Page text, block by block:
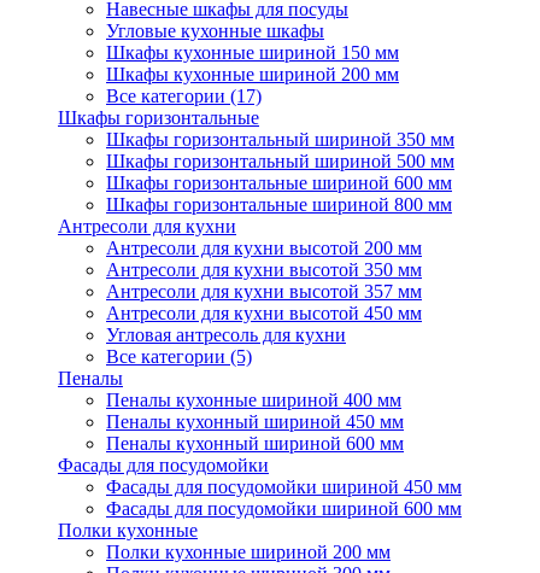
Навесные шкафы для посуды
Угловые кухонные шкафы
Шкафы кухонные шириной 150 мм
Шкафы кухонные шириной 200 мм
Все категории (17)
Шкафы горизонтальные
Шкафы горизонтальный шириной 350 мм
Шкафы горизонтальный шириной 500 мм
Шкафы горизонтальные шириной 600 мм
Шкафы горизонтальные шириной 800 мм
Антресоли для кухни
Антресоли для кухни высотой 200 мм
Антресоли для кухни высотой 350 мм
Антресоли для кухни высотой 357 мм
Антресоли для кухни высотой 450 мм
Угловая антресоль для кухни
Все категории (5)
Пеналы
Пеналы кухонные шириной 400 мм
Пеналы кухонный шириной 450 мм
Пеналы кухонный шириной 600 мм
Фасады для посудомойки
Фасады для посудомойки шириной 450 мм
Фасады для посудомойки шириной 600 мм
Полки кухонные
Полки кухонные шириной 200 мм